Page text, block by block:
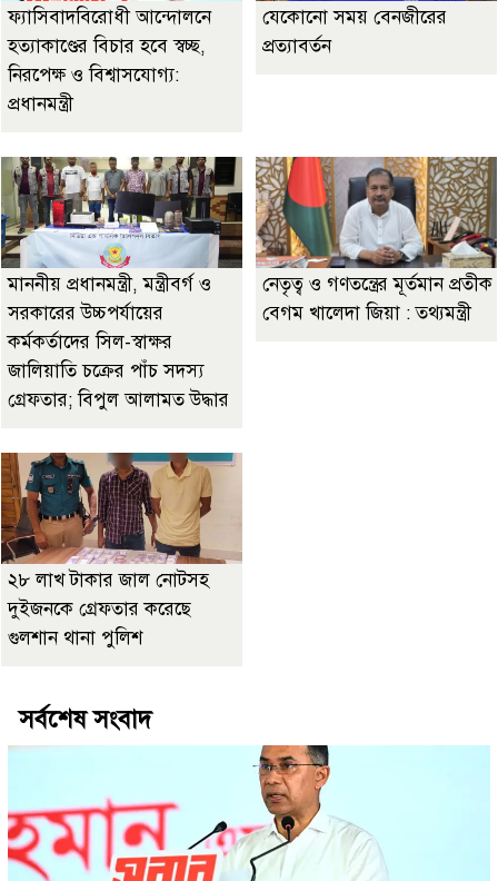
ফ্যাসিবাদবিরোধী আন্দোলনে
হত্যাকাণ্ডের বিচার হবে স্বচ্ছ,
নিরপেক্ষ ও বিশ্বাসযোগ্য:
প্রধানমন্ত্রী
যেকোনো সময় বেনজীরের
প্রত্যাবর্তন
মাননীয় প্রধানমন্ত্রী, মন্ত্রীবর্গ ও
সরকারের উচ্চপর্যায়ের
কর্মকর্তাদের সিল-স্বাক্ষর
জালিয়াতি চক্রের পাঁচ সদস্য
গ্রেফতার; বিপুল আলামত উদ্ধার
নেতৃত্ব ও গণতন্ত্রের মূর্তমান প্রতীক
বেগম খালেদা জিয়া : তথ্যমন্ত্রী
২৮ লাখ টাকার জাল নোটসহ
দুইজনকে গ্রেফতার করেছে
গুলশান থানা পুলিশ
সর্বশেষ সংবাদ